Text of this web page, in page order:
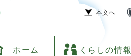
本文へ
ホーム くらしの情報